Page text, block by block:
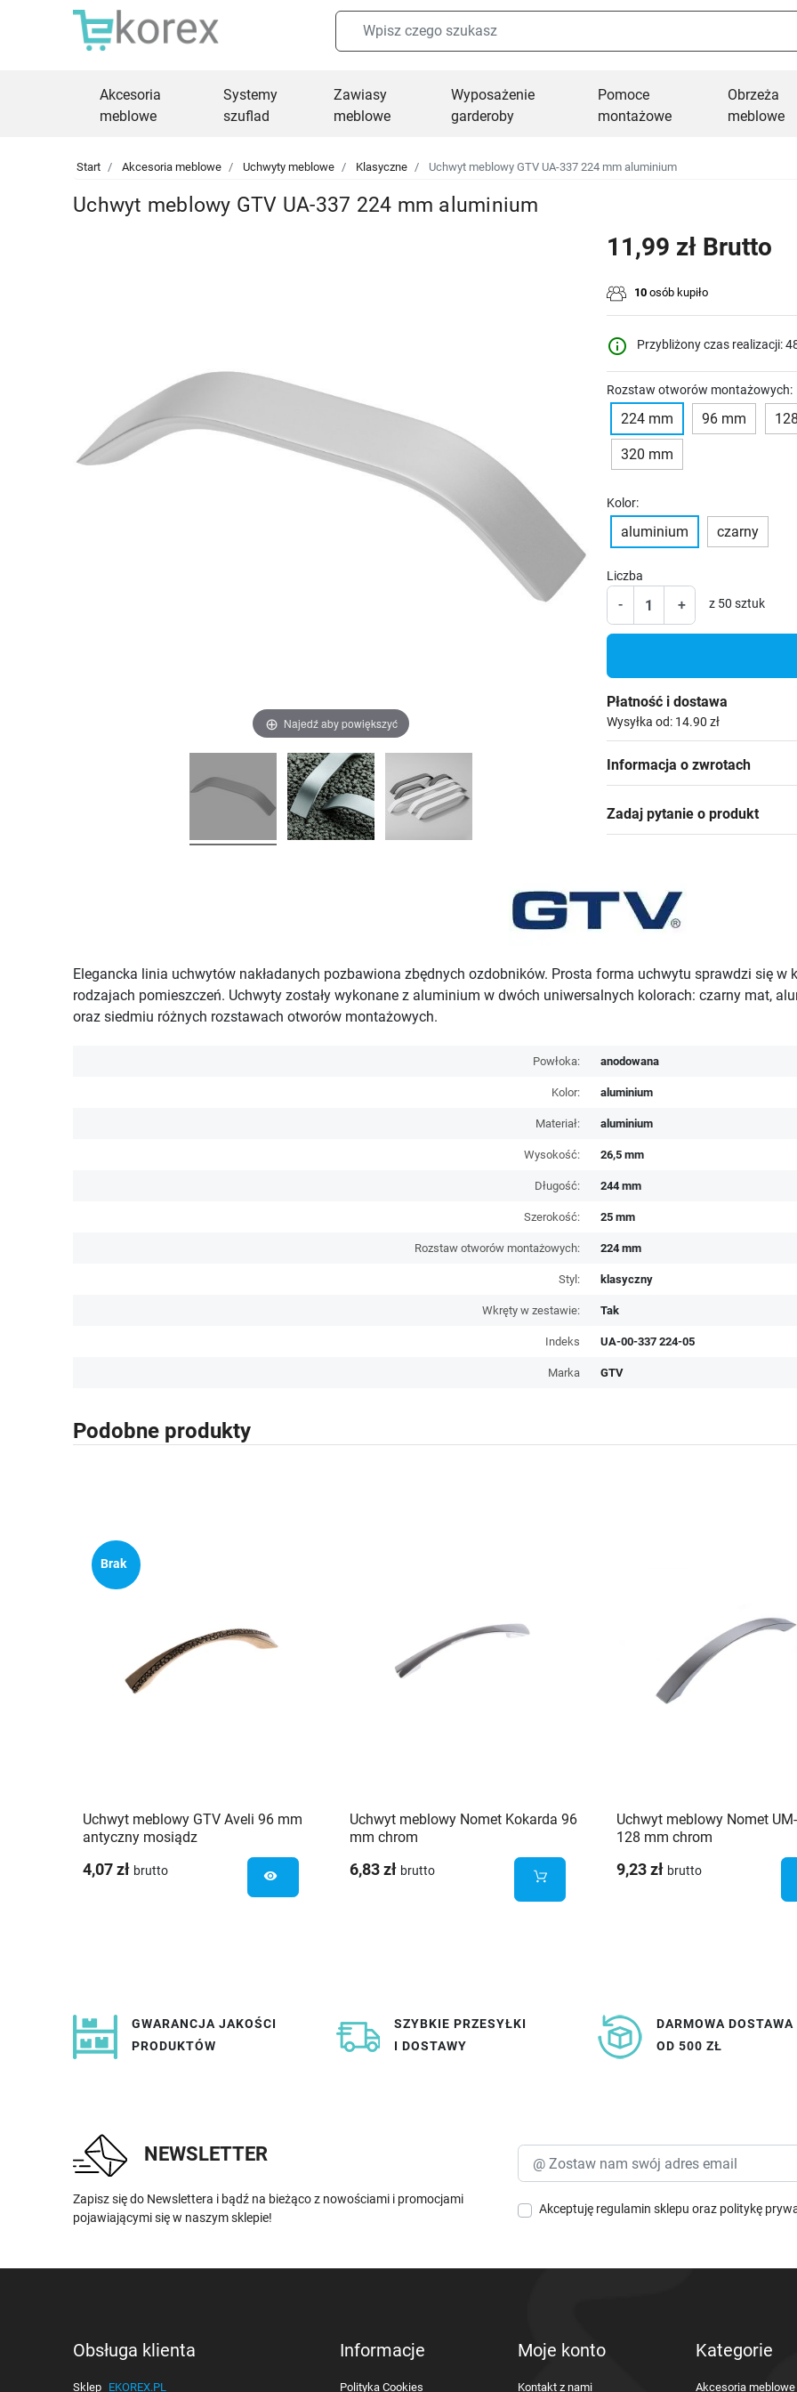
Akcesoria
meblowe
Systemy
szuflad
Zawiasy
meblowe
Wyposażenie
garderoby
Pomoce
montażowe
Obrzeża
meblowe
Start Akcesoria meblowe Uchwyty meblowe Klasyczne Uchwyt meblowy GTV UA-337 224 mm aluminium
Uchwyt meblowy GTV UA-337 224 mm aluminium
Najedź aby powiększyć
11,99 zł Brutto
10 osób kupiło
info_outline Przybliżony czas realizacji:
Rozstaw otworów montażowych:
224 mm 96 mm
320 mm
Kolor:
aluminium czarny
Liczba
- + z 50 sztuk
Płatność i dostawa
Wysyłka od: 14.90 zł
Informacja o zwrotach
Zadaj pytanie o produkt
Elegancka linia uchwytów nakładanych pozbawiona zbędnych ozdobników. Prosta forma uchwytu sprawdzi się
rodzajach pomieszczeń. Uchwyty zostały wykonane z aluminium w dwóch uniwersalnych kolorach: czarny mat,
oraz siedmiu różnych rozstawach otworów montażowych.
Powłoka: anodowana
Kolor: aluminium
Materiał: aluminium
Wysokość: 26,5 mm
Długość: 244 mm
Szerokość: 25 mm
Rozstaw otworów montażowych: 224 mm
Styl: klasyczny
Wkręty w zestawie: Tak
Indeks UA-00-337 224-05
Marka GTV
Podobne produkty
Brak
Uchwyt meblowy GTV Aveli 96 mm
antyczny mosiądz
4,07 zł brutto visibility
Uchwyt meblowy Nomet Kokarda 96
mm chrom
6,83 zł brutto
Uchwyt meblowy Nomet
128 mm chrom
9,23 zł brutto
GWARANCJA JAKOŚCI
PRODUKTÓW
SZYBKIE PRZESYŁKI
I DOSTAWY
DARMOWA DOSTAWA
OD 500 ZŁ
NEWSLETTER
Zapisz się do Newslettera i bądź na bieżąco z nowościami i promocjami
pojawiającymi się w naszym sklepie!
Akceptuję regulamin sklepu oraz politykę
Obsługa klienta
Sklep EKOREX.PL
Informacje
Polityka Cookies
Moje konto
Kontakt z nami
Kategorie
Akcesoria meblowe